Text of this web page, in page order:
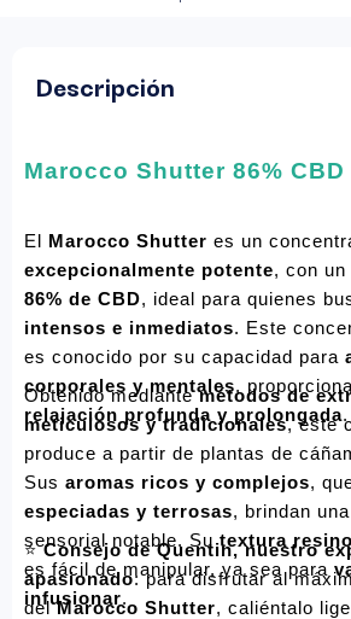
Descripción
Marocco Shutter 86% CBD
El Marocco Shutter es un
excepcionalmente potente
86% de CBD, ideal para quienes
intensos e inmediatos. Este
es conocido por su capacidad para
corporales y mentales
relajación profunda y prolongada.
Obtenido mediante métodos de
meticulosos y tradicionales, este
produce a partir de plantas de
Sus aromas ricos y complejos
especiadas y terrosas, brindan
sensorial notable. Su textura
es fácil de manipular, ya sea para
infusionar.
⭐ Consejo de Quentin, nuestro
apasionado: para disfrutar al
del Marocco Shutter, caliéntalo